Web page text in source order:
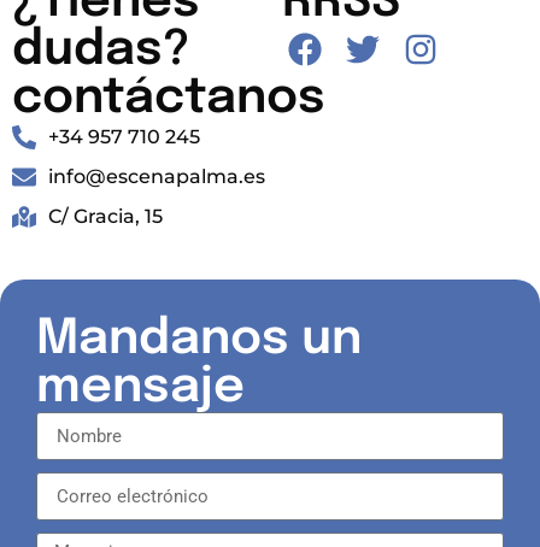
dudas?
contáctanos
+34 957 710 245
info@escenapalma.es
C/ Gracia, 15
Mandanos un
mensaje